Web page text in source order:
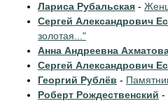
Лариса Рубальская -
Сергей Александрович
золотая..."
Анна Андреевна
Сергей Александрович
Георгий Рублёв -
Роберт Рождественский -